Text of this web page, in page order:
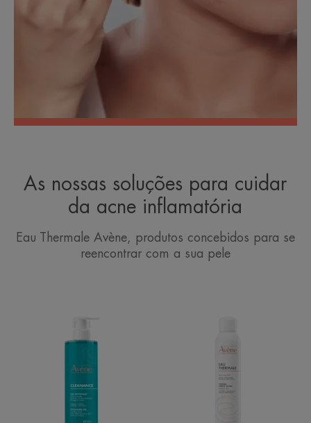
As nossas soluções para cuidar
da acne inflamatória
Eau Thermale Avène, produtos concebidos para se
reencontrar com a sua pele
Limpeza
de
termal